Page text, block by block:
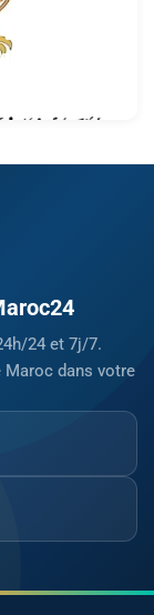
au
24 et 7j/7.
dans votre